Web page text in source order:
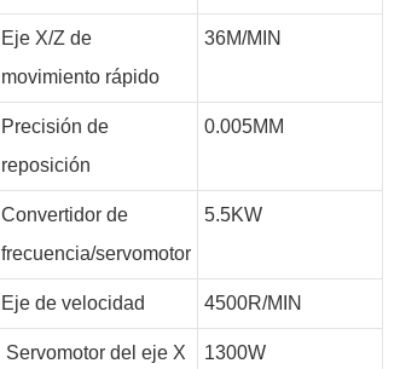
Eje X/Z de
movimiento rápido
36M/MIN
Precisión de
reposición
0.005MM
Convertidor de
frecuencia/servomotor
5.5KW
Eje de velocidad 4500R/MIN
Servomotor del eje X 1300W